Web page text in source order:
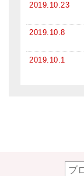
2019.10.23
2019.10.8
2019.10.1